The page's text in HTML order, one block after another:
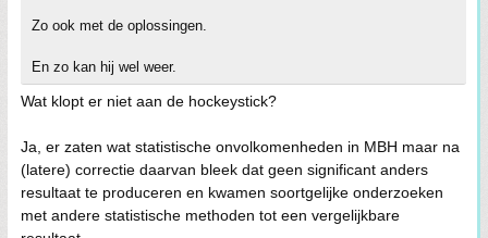
Zo ook met de oplossingen.
En zo kan hij wel weer.
Wat klopt er niet aan de hockeystick?
Ja, er zaten wat statistische onvolkomenheden in MBH maar na
(latere) correctie daarvan bleek dat geen significant anders
resultaat te produceren en kwamen soortgelijke onderzoeken
met andere statistische methoden tot een vergelijkbare